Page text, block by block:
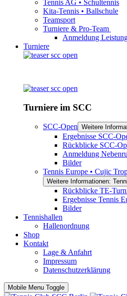
Tennis AG • Schultennis
Kita-Tennis • Ballschule
Teamsport
Turniere & Pro-Team
Anmeldung
Turniere
Turniere im SCC
SCC-Open Weitere
Ergebnisse SCC-
Rückblicke SCC-
Anmeldung
Bilder
Tennis Europe • Cujic
Weitere Informationen:
Rückblicke TE-
Ergebnisse Tennis
Bilder
Tennishallen
Hallenordnung
Shop
Kontakt
Lage & Anfahrt
Impressum
Datenschutzerklärung
Mobile Menu Toggle